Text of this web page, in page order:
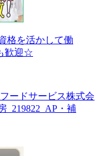
格を活かして働
歓迎☆
ードサービス株式会
・補